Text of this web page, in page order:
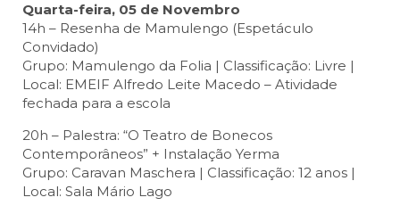
Quarta-feira, 05 de Novembro
14h – Resenha de Mamulengo (Espetáculo
Convidado)
Grupo: Mamulengo da Folia | Classificação: Livre |
Local: EMEIF Alfredo Leite Macedo – Atividade
fechada para a escola
20h – Palestra: “O Teatro de Bonecos
Contemporâneos” + Instalação Yerma
Grupo: Caravan Maschera | Classificação: 12 anos |
Local: Sala Mário Lago